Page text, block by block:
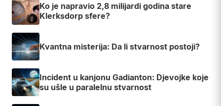
Ko je napravio 2,8 milijardi godina stare
Klerksdorp sfere?
Kvantna misterija: Da li stvarnost postoji?
Incident u kanjonu Gadianton: Djevojke koje
su ušle u paralelnu stvarnost